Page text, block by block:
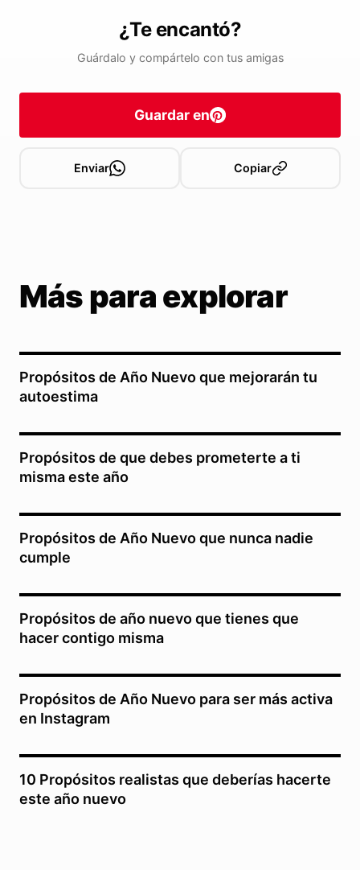
¿Te encantó?
Guárdalo y compártelo con tus amigas
Guardar en
Enviar Copiar
Más para explorar
Propósitos de Año Nuevo que mejorarán tu
autoestima
Propósitos de que debes prometerte a ti
misma este año
Propósitos de Año Nuevo que nunca nadie
cumple
Propósitos de año nuevo que tienes que
hacer contigo misma
Propósitos de Año Nuevo para ser más activa
en Instagram
10 Propósitos realistas que deberías hacerte
este año nuevo